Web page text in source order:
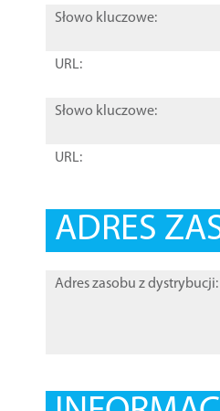
Słowo kluczowe:
URL:
Słowo kluczowe:
URL:
ADRES
Adres zasobu z dystrybucji: